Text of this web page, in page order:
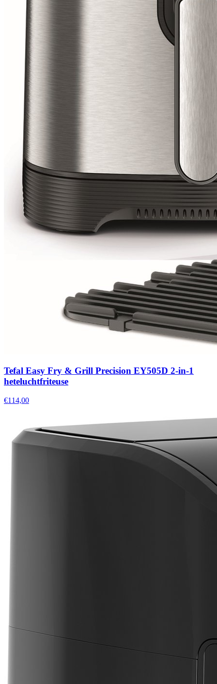
Tefal Easy Fry & Grill Precision EY505D 2-in-1
heteluchtfriteuse
€114,00